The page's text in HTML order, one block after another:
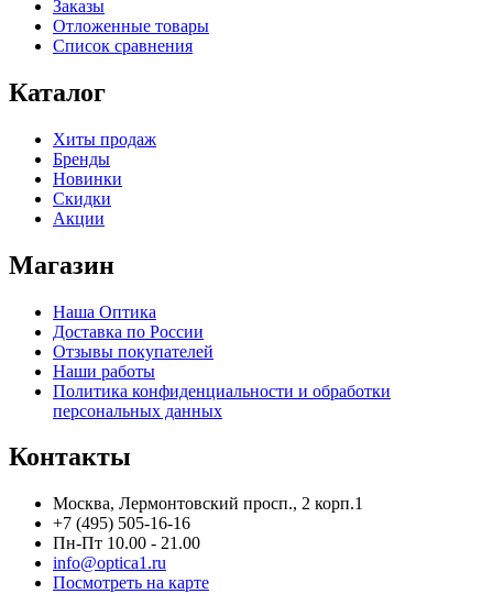
Заказы
Отложенные товары
Список сравнения
Каталог
Хиты продаж
Бренды
Новинки
Скидки
Акции
Магазин
Наша Оптика
Доставка по России
Отзывы покупателей
Наши работы
Политика конфиденциальности и обработки
персональных данных
Контакты
Москва, Лермонтовский просп., 2 корп.1
+7 (495) 505-16-16
Пн-Пт 10.00 - 21.00
info@optica1.ru
Посмотреть на карте